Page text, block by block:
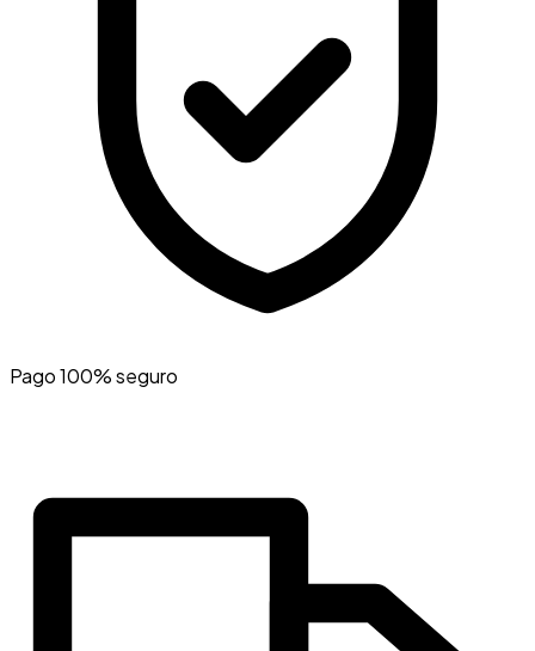
Pago 100% seguro